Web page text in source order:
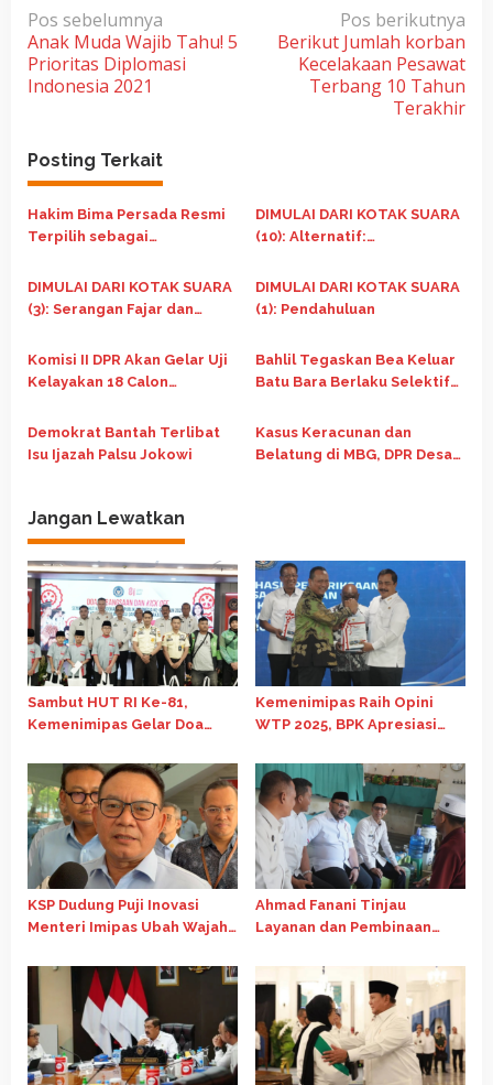
N
a
v
a
s
i
o
s
Pos sebelumnya
Anak Muda Wajib Tahu! 5
Prioritas Diplomasi
Indonesia 2021
Pos berikutnya
Berikut Jumlah korban
Kecelakaan Pesawat
Terbang 10 Tahun
Terakhir
Posting Terkait
Hakim Bima Persada Resmi
Terpilih sebagai
MPO Cabang Mataram
Periode 2026–2027
DIMULAI DARI KOTAK SUARA
(10): Alternatif:
dari Akar
DIMULAI DARI KOTAK SUARA
(3): Serangan Fajar dan
DIMULAI DARI KOTAK SUARA
(1): Pendahuluan
Komisi II DPR Akan Gelar Uji
Kelayakan 18 Calon
Bahlil Tegaskan Bea Keluar
Batu Bara Berlaku Selektif
Demokrat Bantah Terlibat
Isu Ijazah Palsu Jokowi
Kasus Keracunan dan
Belatung di MBG, DPR Desak
Jangan Lewatkan
Sambut HUT RI Ke-81,
Kemenimipas Gelar Doa
Capaian Semester I 2026
Kemenimipas Raih Opini
WTP 2025, BPK Apresiasi
Keuangan
KSP Dudung Puji Inovasi
Menteri Imipas Ubah Wajah
Ahmad Fanani Tinjau
Layanan dan Pembinaan
Surakarta